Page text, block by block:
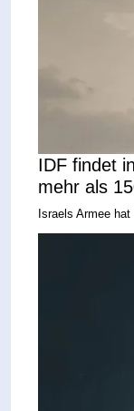
IDF findet
mehr als
Israels Armee